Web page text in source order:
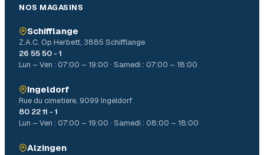
NOS MAGASINS
Schifflange
Z.A.C. Op Herbett, 3885 Schifflange
26 55 50 - 1
Lun – Ven : 07:00 – 19:00 · Samedi : 07:00 – 18:00
Ingeldorf
Rue du cimetière, 9099 Ingeldorf
80 22 11 - 1
Lun – Ven : 07:00 – 19:00 · Samedi : 08:00 – 18:00
Alzingen